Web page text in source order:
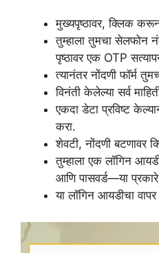
मुख्यपृष्ठावर, क्लिक करून
तुम्हाला तुमचा सेलफोन
पृष्ठावर एक OTP
त्यानंतर नोंदणी फॉर्म
विनंती केलेल्या सर्व
एकदा डेटा प्रविष्ट
करा.
शेवटी, नोंदणी बटणावर
तुम्हाला एक लॉगिन
आणि पासवर्ड—या
या लॉगिन आयडीचा